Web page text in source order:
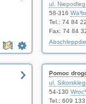
ul.
58-316
Tel.: 74 84
Fax: 74 84
Pomoc
ul.
54-130
Tel.: 609